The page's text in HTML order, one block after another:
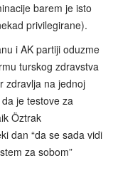
barem je isto
privilegirane).
i AK partiji oduzme
turskog zdravstva
zdravlja na jednoj
je testove za
Öztrak
dan “da se sada vidi
za sobom”